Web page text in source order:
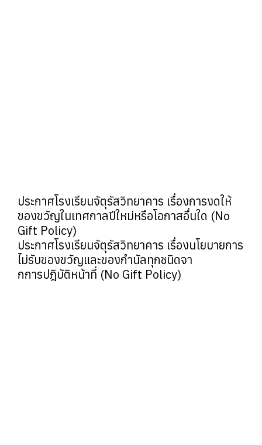
ประกาศโรงเรียนจัตุรัสวิทยาคาร เรื่องการงดให้
ของขวัญในเทศกาลปีใหม่หรือโอกาสอื่นใด (No
Gift Policy)
ประกาศโรงเรียนจัตุรัสวิทยาคาร เรื่องนโยบายการ
ไม่รับของขวัญและของกำนัลทุกชนิดจา
กการปฎิบัติหน้าที่ (No Gift Policy)